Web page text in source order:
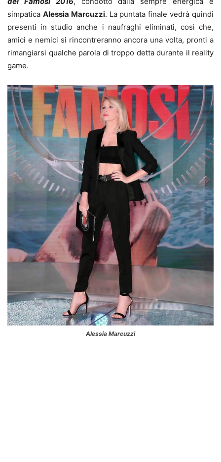
simpatica Alessia Marcuzzi. La puntata finale vedrà quindi
presenti in studio anche i naufraghi eliminati, così che,
amici e nemici si rincontreranno ancora una volta, pronti a
rimangiarsi qualche parola di troppo detta durante il reality
game.
Alessia Marcuzzi